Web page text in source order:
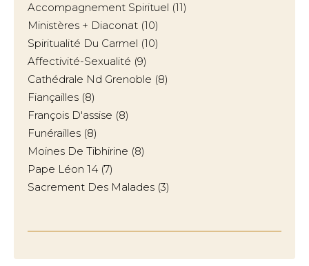
Accompagnement Spirituel (11)
Ministères + Diaconat (10)
Spiritualité Du Carmel (10)
Affectivité-Sexualité (9)
Cathédrale Nd Grenoble (8)
Fiançailles (8)
François D'assise (8)
Funérailles (8)
Moines De Tibhirine (8)
Pape Léon 14 (7)
Sacrement Des Malades (3)